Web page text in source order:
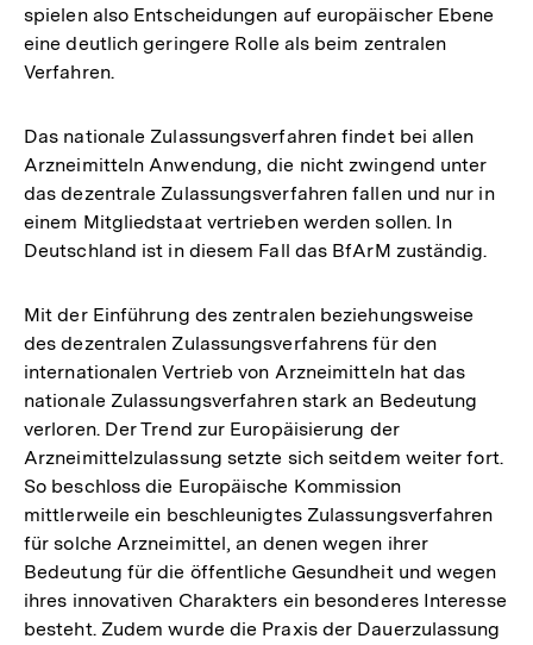
spielen also Entscheidungen auf europäischer Ebene
eine deutlich geringere Rolle als beim zentralen
Verfahren.
Das nationale Zulassungsverfahren findet bei allen
Arzneimitteln Anwendung, die nicht zwingend unter
das dezentrale Zulassungsverfahren fallen und nur in
einem Mitgliedstaat vertrieben werden sollen. In
Deutschland ist in diesem Fall das BfArM zuständig.
Mit der Einführung des zentralen beziehungsweise
des dezentralen Zulassungsverfahrens für den
internationalen Vertrieb von Arzneimitteln hat das
nationale Zulassungsverfahren stark an Bedeutung
verloren. Der Trend zur Europäisierung der
Arzneimittelzulassung setzte sich seitdem weiter fort.
So beschloss die Europäische Kommission
mittlerweile ein beschleunigtes Zulassungsverfahren
für solche Arzneimittel, an denen wegen ihrer
Bedeutung für die öffentliche Gesundheit und wegen
ihres innovativen Charakters ein besonderes Interesse
besteht. Zudem wurde die Praxis der Dauerzulassung